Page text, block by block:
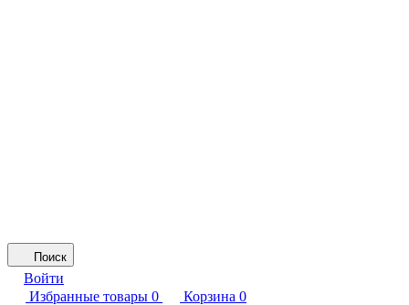
Поиск
Войти
Избранные товары 0 Корзина 0